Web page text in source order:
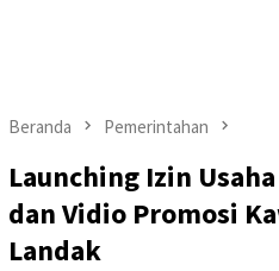
Beranda Pemerintahan
Launching Izin
dan Vidio Promosi
Landak